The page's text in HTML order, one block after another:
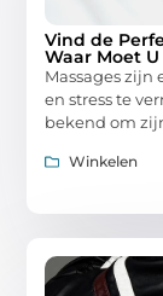
Vind de
Waar Moet
Massages
en stress te
bekend om
Winkelen